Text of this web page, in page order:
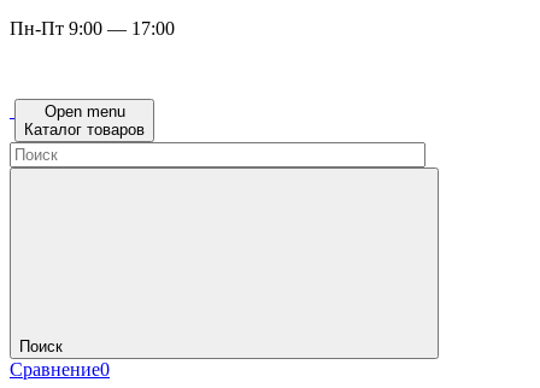
Пн-Пт 9:00 — 17:00
Open menu
Каталог товаров
Поиск
Сравнение0